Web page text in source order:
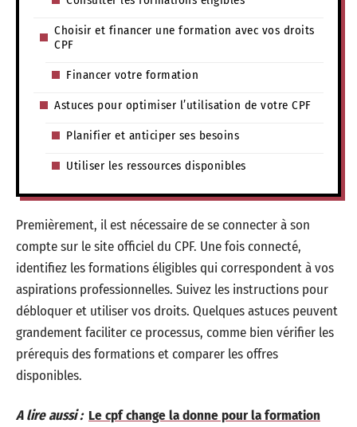
Choisir et financer une formation avec vos droits
CPF
Financer votre formation
Astuces pour optimiser l’utilisation de votre CPF
Planifier et anticiper ses besoins
Utiliser les ressources disponibles
Premièrement, il est nécessaire de se connecter à son
compte sur le site officiel du CPF. Une fois connecté,
identifiez les formations éligibles qui correspondent à vos
aspirations professionnelles. Suivez les instructions pour
débloquer et utiliser vos droits. Quelques astuces peuvent
grandement faciliter ce processus, comme bien vérifier les
prérequis des formations et comparer les offres
disponibles.
A lire aussi : Le cpf change la donne pour la formation